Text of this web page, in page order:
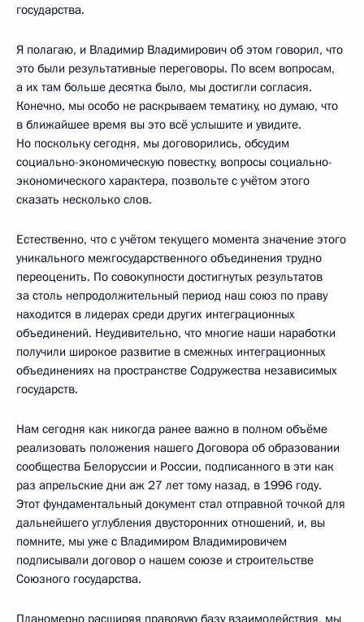
государства.
Я полагаю, и Владимир Владимирович об этом говорил, что
это были результативные переговоры. По всем вопросам,
а их там больше десятка было, мы достигли согласия.
Конечно, мы особо не раскрываем тематику, но думаю, что
в ближайшее время вы это всё услышите и увидите.
Но поскольку сегодня, мы договорились, обсудим
социально-экономическую повестку, вопросы социально-
экономического характера, позвольте с учётом этого
сказать несколько слов.
Естественно, что с учётом текущего момента значение этого
уникального межгосударственного объединения трудно
переоценить. По совокупности достигнутых результатов
за столь непродолжительный период наш союз по праву
находится в лидерах среди других интеграционных
объединений. Неудивительно, что многие наши наработки
получили широкое развитие в смежных интеграционных
объединениях на пространстве Содружества независимых
государств.
Нам сегодня как никогда ранее важно в полном объёме
реализовать положения нашего Договора об образовании
сообщества Белоруссии и России, подписанного в эти как
раз апрельские дни аж 27 лет тому назад, в 1996 году.
Этот фундаментальный документ стал отправной точкой для
дальнейшего углубления двусторонних отношений, и, вы
помните, мы уже с Владимиром Владимировичем
подписывали договор о нашем союзе и строительстве
Союзного государства.
Планомерно расширяя правовую базу взаимодействия, мы